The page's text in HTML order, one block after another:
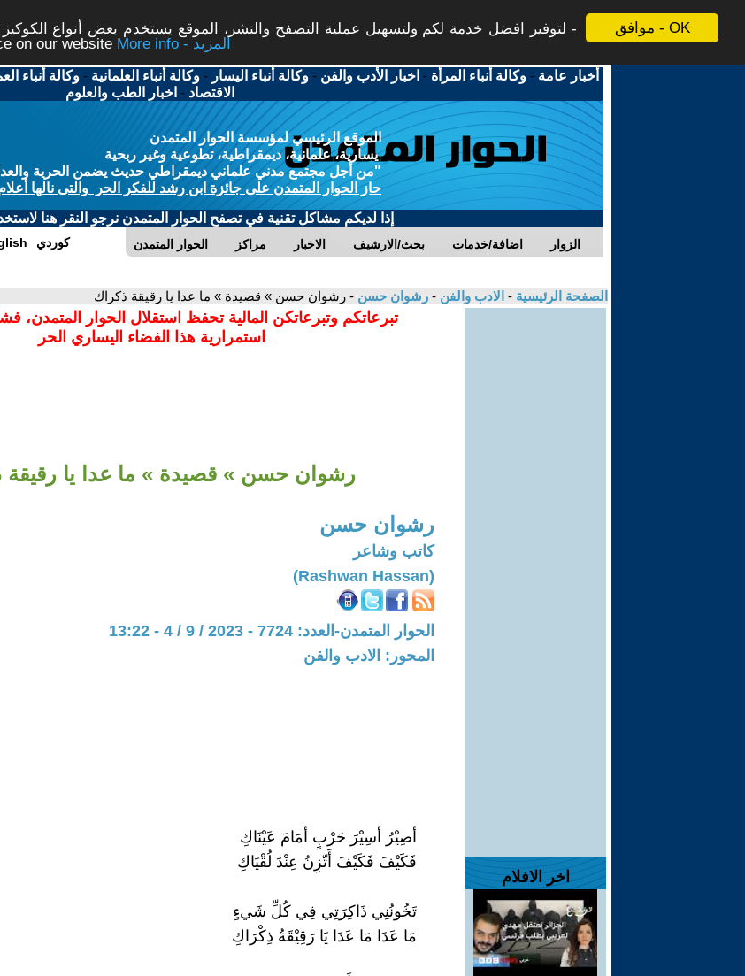
موافق - OK
لتوفير افضل خدمة لكم ولتسهيل عملية التصفح والنشر، الموقع يستخدم بعض أنواع
on our website
More info - المزيد
أخبار عامة -وكالة أنباء المرأة - اخبار الأدب والفن -وكالة أنباء اليسار -وكالة أنباء العلمانية -وكالة أنباء
الاقتصاد - اخبار الطب والعلوم
الموقع الرئيسي لمؤسسة الحوار المتمدن
يسارية، علمانية، ديمقراطية، تطوعية وغير ربحية
"من أجل مجتمع مدني علماني ديمقراطي حديث يضمن الحرية
حاز الحوار المتمدن على جائزة ابن رشد للفكر الحر والتى نالها
إذا لديكم مشاكل تقنية في تصفح الحوار المتمدن نرجو النقر هنا
الحوار المتمدن مراكز الاخبار بحث/الارشيف اضافة/خدمات الزوار كوردي
الصفحة الرئيسية - الادب والفن - رشوان حسن - رشوان حسن » قصيدة » ما عدا يا رقيقة ذكراك
اخر الافلام
تبرعاتكم وتبرعاتكن المالية تحفظ استقلال الحوار المتمدن،
استمرارية هذا الفضاء اليساري الحر
رشوان حسن » قصيدة » ما عدا يا رقيقة
رشوان حسن
كاتب وشاعر
(Rashwan Hassan)
الحوار المتمدن-العدد: 7724 - 2023 / 9 / 4 - 13:22
المحور: الادب والفن
أَصِيْرُ أَسِيْرَ حَرْبٍ أَمَامَ عَيْنَاكِ
فَكَيْفَ فَكَيْفَ أَتّزِنُ عِنْدَ لُقْيَاكِ
تَخُونُنِي ذَاكِرَتِي فِي كُلِّ شَيءٍ
مَا عَدَا مَا عَدَا يَا رَقِيْقَةُ ذِكْرَاكِ